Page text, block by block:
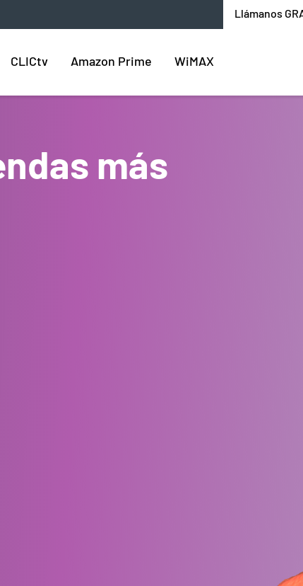
Llámanos
CLICtv Amazon Prime WiMAX
más